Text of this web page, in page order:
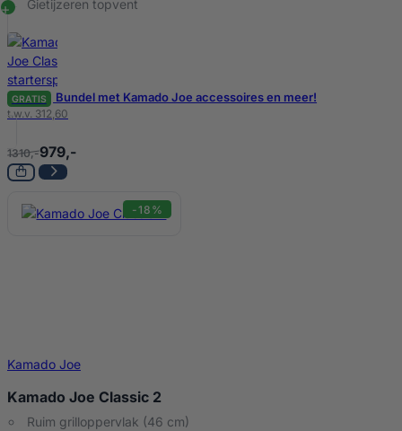
Gietijzeren topvent
GRATIS Bundel met Kamado Joe accessoires en meer!
t.w.v. 312,60
1310,-979,-
-18%
Kamado Joe
Kamado Joe Classic 2
Ruim grilloppervlak (46 cm)